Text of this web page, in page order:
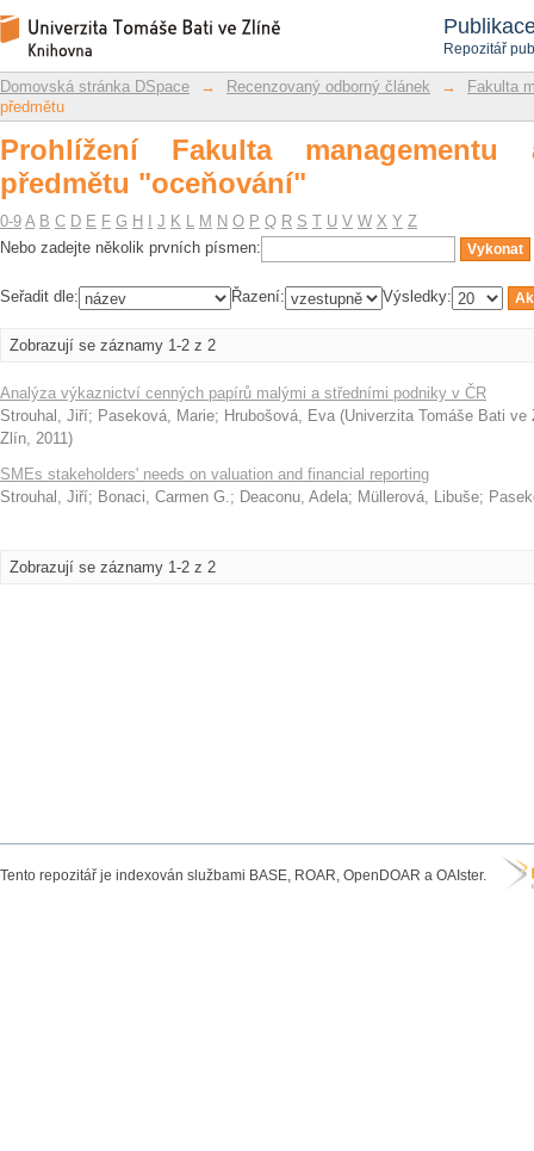
Repozitář
Prohlížení Fakulta managementu a
Repozitář DSpace/Manakin
Domovská stránka DSpace → Recenzovaný odborný článek →
Fakulta
předmětu
Prohlížení Fakulta
předmětu "oceňování"
0-9 A B C D E F G H J K L M N O P Q R S T U V W X Y Z
Nebo zadejte několik prvních písmen:
Seřadit dle: Řazení: Výsledky:
Zobrazují se záznamy 1-2 z 2
Analýza výkaznictví cenných papírů malými a středními podniky v ČR
Strouhal, Jiří; Paseková, Marie; Hrubošová, Eva (Univerzita Tomáše Bati
Zlín, 2011)
SMEs stakeholders' needs on valuation and financial reporting
Strouhal, Jiří; Bonaci, Carmen G.; Deaconu, Adela; Müllerová, Libuše;
Zobrazují se záznamy 1-2 z 2
Tento repozitář je indexován službami BASE, ROAR, OpenDOAR a OAIster.